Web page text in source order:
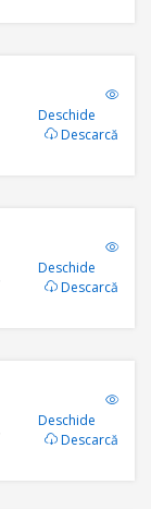
Deschide
Descarcă
Deschide
Descarcă
Deschide
Descarcă